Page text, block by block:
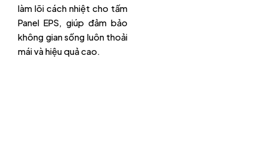
làm lõi cách nhiệt cho tấm
Panel EPS, giúp đảm bảo
không gian sống luôn thoải
mái và hiệu quả cao.